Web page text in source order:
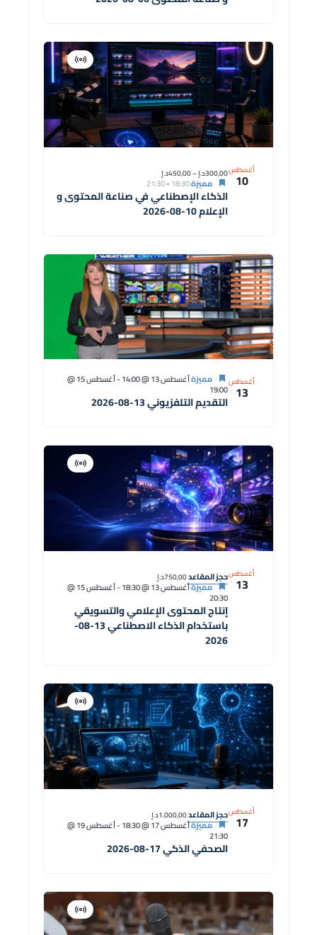
أغسطس
10
الذكاء الإصطناعي في صناعة المحتوى و
الإعلام 10-08-2026
افتراضية
دورة
مميزة18:30
-
21:30
300,00د.إ – 450,00د.إ
أغسطس
13 التقديم التلفزيوني 13-08-2026
مميزةأغسطس 13 @ 14:00 - أغسطس 15 @
19:00
أغسطس
13
إنتاج المحتوى الإعلامي والتسويقي
باستخدام الذكاء الاصطناعي 13-08-
2026
افتراضية
مميزةأغسطس 13 @ 18:30 - أغسطس 15 @
20:30
حجز المقاعد750,00د.إ
أغسطس
17
الصحفي الذكي 17-08-2026
افتراضية
دورة
مميزةأغسطس 17 @ 18:30 - أغسطس 19 @
21:30
حجز المقاعد1.000,00د.إ
افتراضية
دورة